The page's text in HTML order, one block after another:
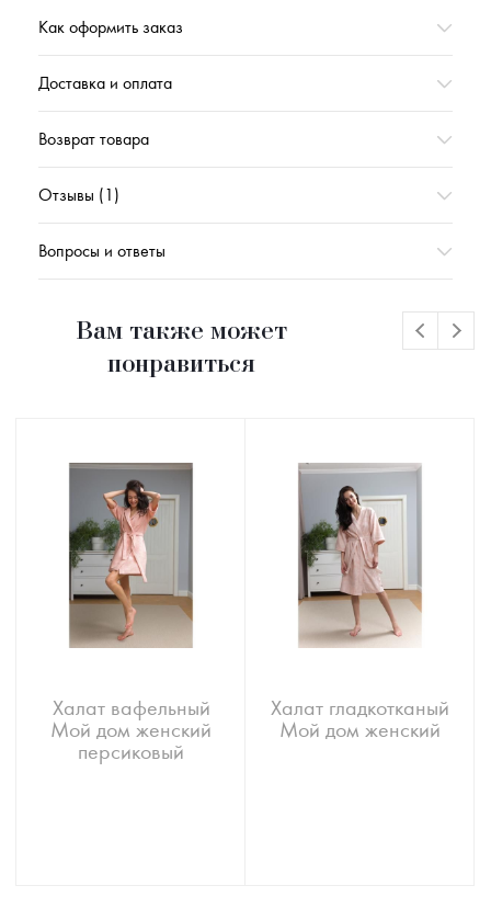
Как оформить заказ
Доставка и оплата
Возврат товара
Отзывы (1)
Вопросы и ответы
Вам также может
понравиться
Халат вафельный
Мой дом женский
персиковый
Халат гладкотканый
Мой дом женский